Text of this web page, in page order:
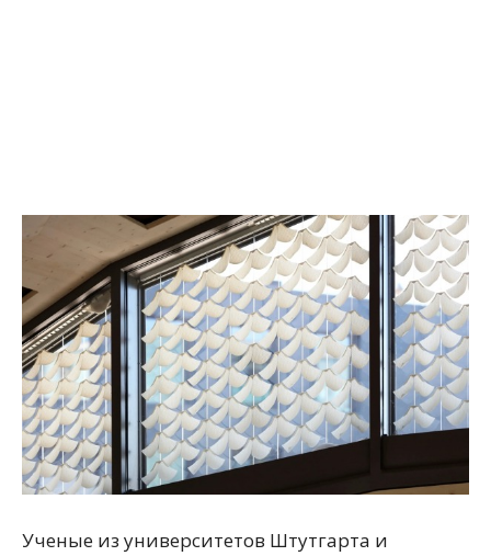
Ученые из университетов Штутгарта и